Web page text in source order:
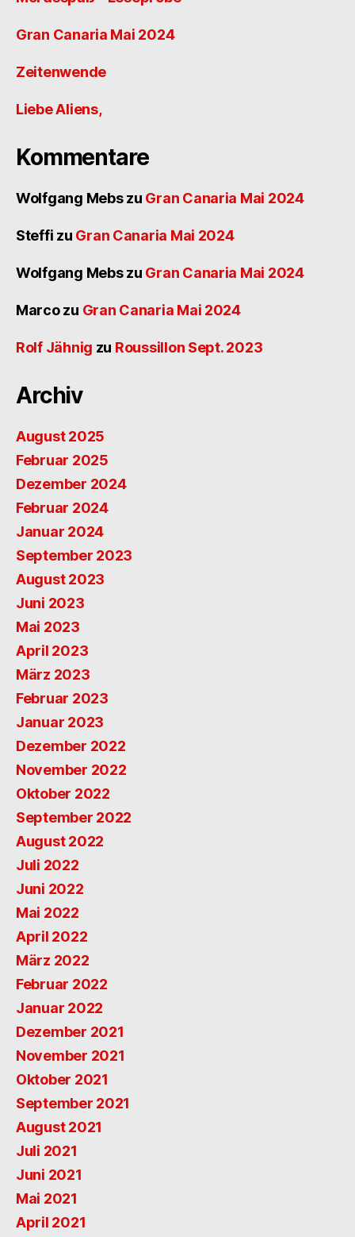
Gran Canaria Mai 2024
Zeitenwende
Liebe Aliens,
Kommentare
Wolfgang Mebszu Gran Canaria Mai 2024
Steffi zu Gran Canaria Mai 2024
Wolfgang Mebszu Gran Canaria Mai 2024
Marcozu Gran Canaria Mai 2024
Rolf Jähnig zu Roussillon Sept. 2023
Archiv
August 2025
Februar 2025
Dezember 2024
Februar 2024
Januar 2024
September 2023
August 2023
Juni 2023
Mai 2023
April 2023
März 2023
Februar 2023
Januar 2023
Dezember 2022
November 2022
Oktober 2022
September 2022
August 2022
Juli 2022
Juni 2022
Mai 2022
April 2022
März 2022
Februar 2022
Januar 2022
Dezember 2021
November 2021
Oktober 2021
September 2021
August 2021
Juli 2021
Juni 2021
Mai 2021
April 2021